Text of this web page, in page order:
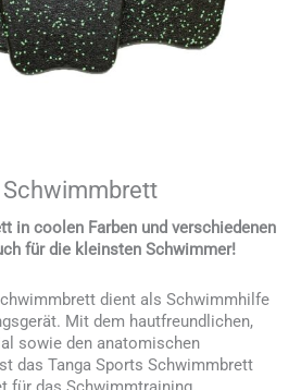
in coolen Farben und verschiedenen
für die kleinsten Schwimmer!
dient als Schwimmhilfe
Mit dem hautfreundlichen,
sowie den anatomischen
das Tanga Sports Schwimmbrett